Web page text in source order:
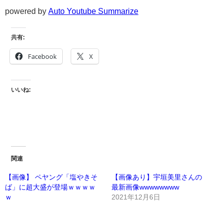
powered by Auto Youtube Summarize
共有:
Facebook X
いいね:
関連
【画像】 ペヤング「塩やきそ
ば」に超大盛が登場ｗｗｗｗ
ｗ
【画像あり】宇垣美里さんの
最新画像wwwwwwww
2021年12月6日